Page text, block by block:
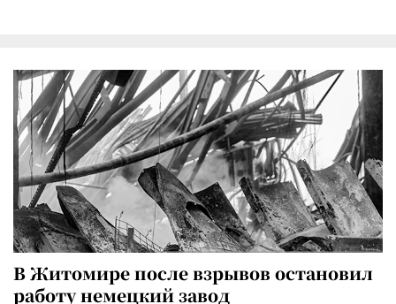
В Житомире после взрывов остановил
работу немецкий завод